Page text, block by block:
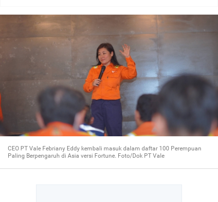
CEO PT Vale Febriany Eddy kembali masuk dalam daftar 100 Perempuan
Paling Berpengaruh di Asia versi Fortune. Foto/Dok PT Vale